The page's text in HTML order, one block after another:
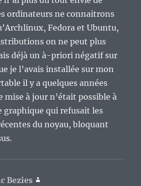
ordinateurs ne connaitrons
Fedora et Ubuntu,
on ne peut plus
déjà un à-priori négatif sur
je l’avais installée sur mon
il y a quelques années
mise à jour n’était possible à
graphique qui refusait les
du noyau, bloquant
Bezies